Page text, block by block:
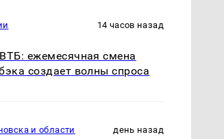
14 часов назад
ежемесячная смена
создает волны спроса
и области день назад